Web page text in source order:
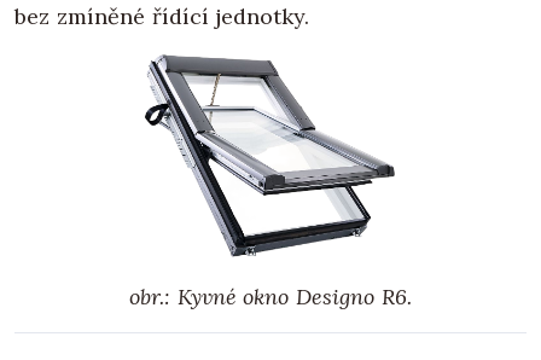
bez zmíněné řídící jednotky.
obr.: Kyvné okno Designo R6.